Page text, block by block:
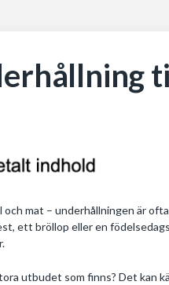
mat – underhållningen är
ett bröllop eller en
utbudet som finns? Det kan